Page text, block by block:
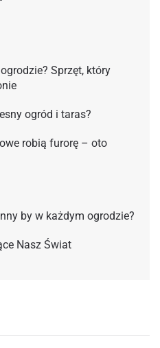
Sprzęt, który
ogród i taras?
robią furorę – oto
by w każdym ogrodzie?
Nasz Świat